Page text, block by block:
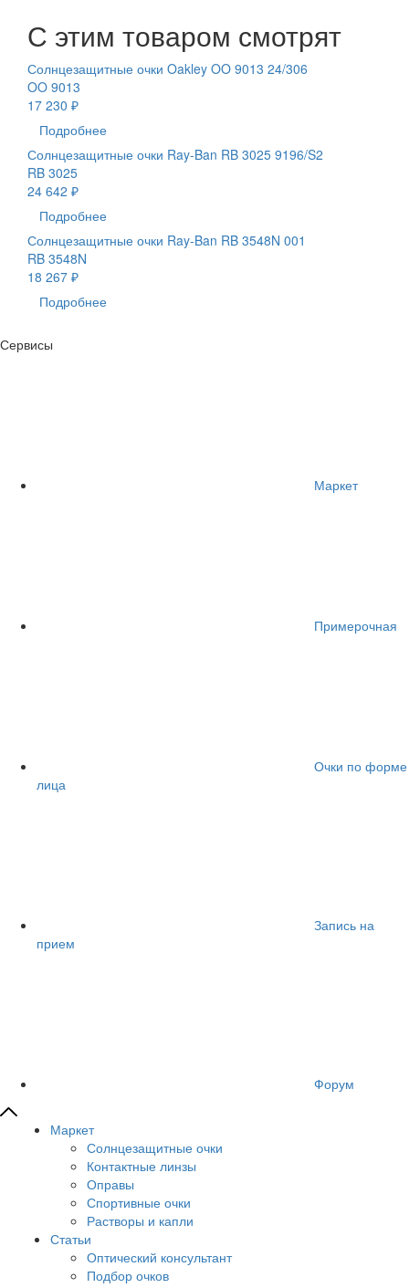
С этим товаром смотрят
Солнцезащитные очки Oakley OO 9013 24/306
OO 9013
17 230 ₽
Подробнее
Солнцезащитные очки Ray-Ban RB 3025 9196/S2
RB 3025
24 642 ₽
Подробнее
Солнцезащитные очки Ray-Ban RB 3548N 001
RB 3548N
18 267 ₽
Подробнее
Сервисы
Маркет
Примерочная
Очки по форме
лица
Запись на
прием
Форум
Маркет
Солнцезащитные очки
Контактные линзы
Оправы
Спортивные очки
Растворы и капли
Статьи
Оптический консультант
Подбор очков